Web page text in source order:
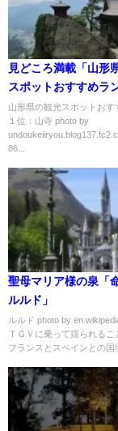
見どころ満載「山形
スポットおすすめラ
山形県の観光スポットおす
１位：山寺 photo by
86...
聖母マリア様の泉「
ルルド」
ルルド photo by
ＴＧＶに乗って揺られるこ
フランスとスペインとの国